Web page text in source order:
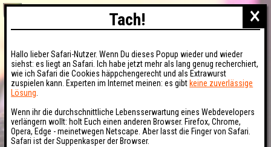
×
Tach!
Hallo lieber Safari-Nutzer. Wenn Du dieses Popup wieder und wieder
siehst: es liegt an Safari. Ich habe jetzt mehr als lang genug recherchiert,
wie ich Safari die Cookies häppchengerecht und als Extrawurst
zuspielen kann. Experten im Internet meinen: es gibt keine zuverlässige
Lösung
Wenn ihr die durchschnittliche Lebensserwartung eines Webdevelopers
verlängern wollt: holt Euch einen anderen Browser. Firefox, Chrome,
Opera, Edge - meinetwegen Netscape. Aber lasst die Finger von Safari.
Safari ist der Suppenkasper der Browser.